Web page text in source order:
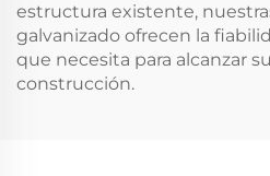
estructura existente,
galvanizado ofrecen la
que necesita para alcanzar
construcción.